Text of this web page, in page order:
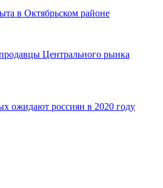
в Октябрьском районе
Центрального рынка
ожидают россиян в 2020 году